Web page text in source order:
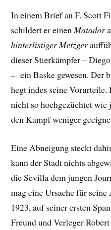
In einem Brief an F. Scott
schildert er einenMatador
hinterlistiger Metzger
dieser Stierkämpfer –
–ein Baske gewesen. Der
hegt indes seine
nicht so hochgezüchtet
den Kampf weniger
Eine Abneigung steckt
kann der Stadt nichts
die Sevilla dem jungen
mag eine Ursache für
1923, auf seiner ersten
Freund und Verleger